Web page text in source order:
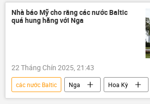
Châu Âu
EU Hoa Kỳ
Nhà báo Mỹ cho rằng các nước Baltic
quá hung hăng với Nga
22 Tháng Chín 2025, 21:43
các nước Baltic Nga
Hoa Kỳ
thông tin
Thế giới
phương Tây